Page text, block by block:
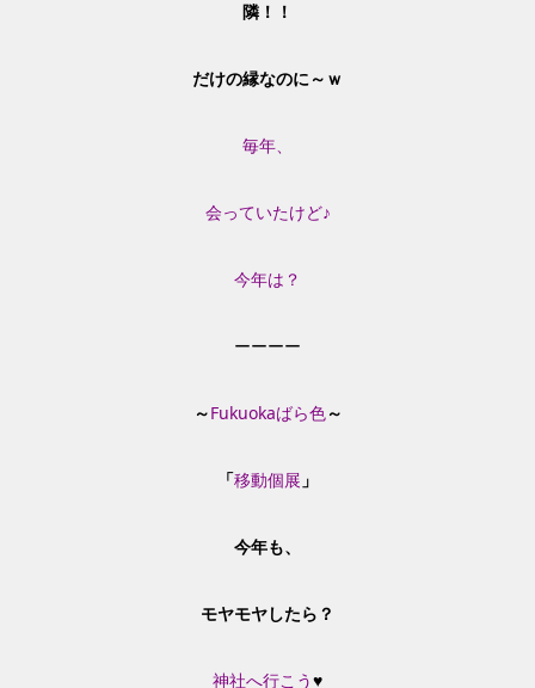
隣！！
だけの縁なのに～ｗ
毎年、
会っていたけど♪
今年は？
ーーーー
～Fukuokaばら色～
「移動個展 」
今年も、
モヤモヤしたら？
神社へ行こう♥